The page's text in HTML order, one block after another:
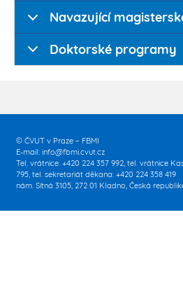
Navazující
Doktorské programy
© ČVUT v Praze – FBMI
E-mail: info@fbmi.cvut.cz
Tel. vrátnice: +420 224 357 992, tel. vrátnice
795, tel. sekretariát děkana: +420 224 358 419
nám. Sítná 3105, 272 01 Kladno, Česká